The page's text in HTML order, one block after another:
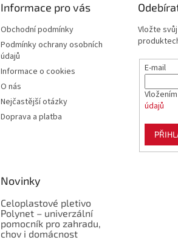
Informace pro vás
Obchodní podmínky
Podmínky ochrany osobních
údajů
Informace o cookies
O nás
Nejčastější otázky
Doprava a platba
Vložte
E-mail
údajů
Novinky
Celoplastové pletivo
Polynet – univerzální
pomocník pro zahradu,
chov i domácnost